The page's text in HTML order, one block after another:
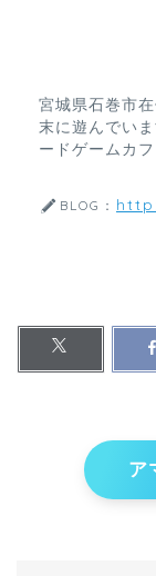
宮城県石巻市
末に遊んでい
ードゲームカ
BLOG：
ア